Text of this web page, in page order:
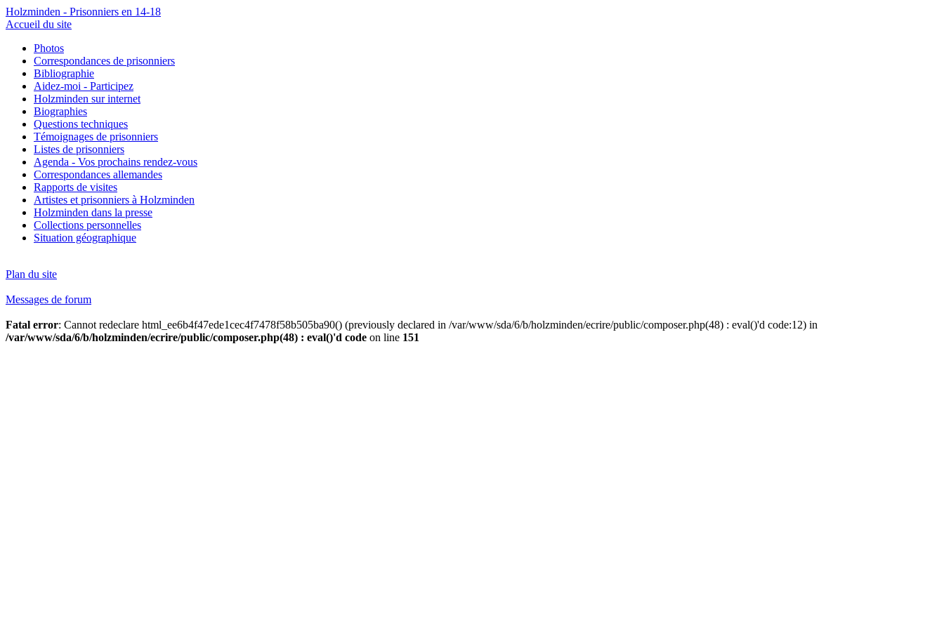
Holzminden - Prisonniers en 14-18
Accueil du site
Photos
Correspondances de prisonniers
Bibliographie
Aidez-moi - Participez
Holzminden sur internet
Biographies
Questions techniques
Témoignages de prisonniers
Listes de prisonniers
Agenda - Vos prochains rendez-vous
Correspondances allemandes
Rapports de visites
Artistes et prisonniers à Holzminden
Holzminden dans la presse
Collections personnelles
Situation géographique
Plan du site
Messages de forum
Fatal error: Cannot redeclare html_ee6b4f47ede1cec4f7478f58b505ba90() (previously declared in /var/www/sda/6/b/holzminden/ecrire/public/composer.php(48) : eval()'d code:12) in
/var/www/sda/6/b/holzminden/ecrire/public/composer.php(48) : eval()'d code on line 151